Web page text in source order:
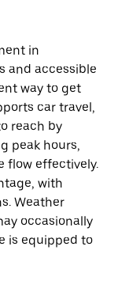
in
and accessible
way to get
car travel,
reach by
peak hours,
flow effectively.
with
Weather
occasionally
is equipped to